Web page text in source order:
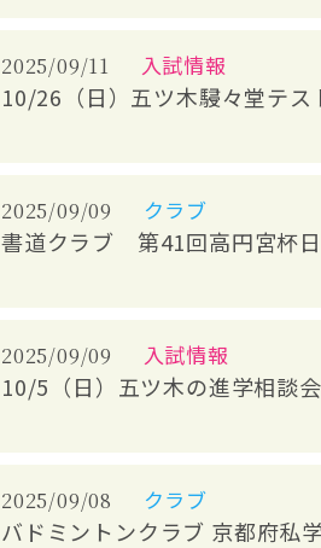
2025/09/11 入試情報
10/26（日）五ツ木駸々堂テ
2025/09/09 クラブ
書道クラブ 第41回高円宮杯
2025/09/09 入試情報
10/5（日）五ツ木の進学相談
2025/09/08 クラブ
バドミントンクラブ 京都府私